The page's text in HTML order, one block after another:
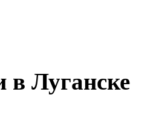
в Луганске